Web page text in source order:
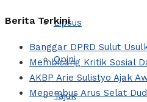
Lipsus
Opini
Tajuk
Berita Terkini
Banggar DPRD Sulut
Membicang Kritik Sosial
AKBP Arie Sulistyo Ajak
Menembus Arus Selat